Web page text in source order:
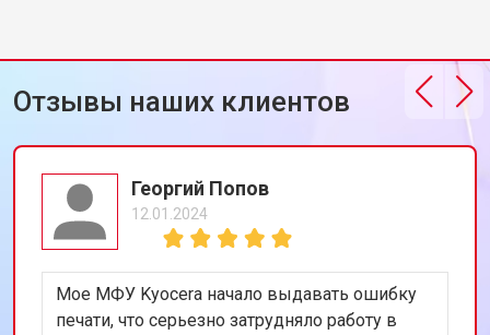
Отзывы наших клиентов
Георгий Попов
12.01.2024
Мое МФУ Kyocera начало выдавать ошибку
печати, что серьезно затрудняло работу в